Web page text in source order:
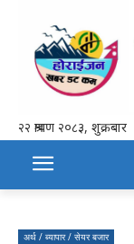
२२ श्रावण २०८३, शुक्रबार
अर्थ / ब्यापार / सेयर बजार